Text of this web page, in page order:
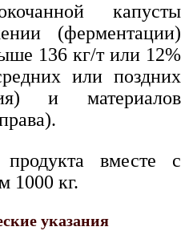
капусты
(ферментации)
136 кг/т или 12%
или поздних
и материалов
вместе с
1000 кг.
указания